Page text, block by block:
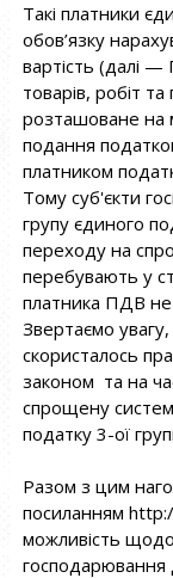
Такі платники
обов’язку
вартість (далі
товарів, робіт
розташоване на
подання
платником
Тому суб'єкти
групу єдиного
переходу на
перебувають у
платника ПДВ не
Звертаємо
скористалось
законом та на
спрощену
податку 3-ої
Разом з цим
посиланням
можливість щодо
господарювання